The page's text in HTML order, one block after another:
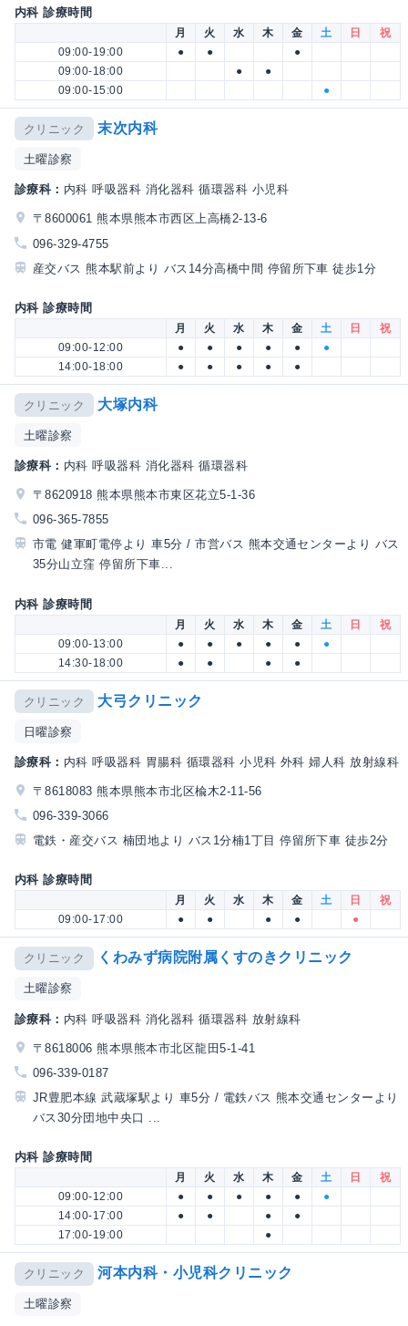
内科 診療時間
月 火 水 木 金 土 日
祝
09:00-19:00
● ●
●
09:00-18:00
●
●
09:00-15:00
●
クリニック 末次内科
土曜診察
診療科： 内科 呼吸器科 消化器科 循環器科 小児科
〒8600061 熊本県熊本市西区上高橋2-13-6
096-329-4755
産交バス 熊本駅前より バス14分高橋中間 停留所下車 徒歩1分
内科 診療時間
月 火 水 木 金 土 日
祝
09:00-12:00
● ● ● ● ●
●
14:00-18:00
● ● ● ● ●
クリニック 大塚内科
土曜診察
診療科： 内科 呼吸器科 消化器科 循環器科
〒8620918 熊本県熊本市東区花立5-1-36
096-365-7855
市電 健軍町電停より 車5分 / 市営バス 熊本交通センターより バス
35分山立窪 停留所下車...
内科 診療時間
月 火 水 木 金 土 日
祝
09:00-13:00
● ● ● ● ●
●
14:30-18:00
● ● ● ●
クリニック 大弓クリニック
日曜診察
診療科： 内科 呼吸器科 胃腸科 循環器科 小児科 外科 婦人科 放射線科
〒8618083 熊本県熊本市北区楡木2-11-56
096-339-3066
電鉄・産交バス 楠団地より バス1分楠1丁目 停留所下車 徒歩2分
内科 診療時間
月 火 水 木 金 土 日
祝
09:00-17:00
● ● ● ● ●
クリニック くわみず病院附属くすのきクリニック
土曜診察
診療科： 内科 呼吸器科 消化器科 循環器科 放射線科
〒8618006 熊本県熊本市北区龍田5-1-41
096-339-0187
JR豊肥本線 武蔵塚駅より 車5分 / 電鉄バス 熊本交通センターより
バス30分団地中央口 ...
内科 診療時間
月 火 水 木 金 土 日
祝
09:00-12:00
● ● ● ● ●
●
14:00-17:00
● ● ●
●
17:00-19:00
●
クリニック 河本内科・小児科クリニック
土曜診察